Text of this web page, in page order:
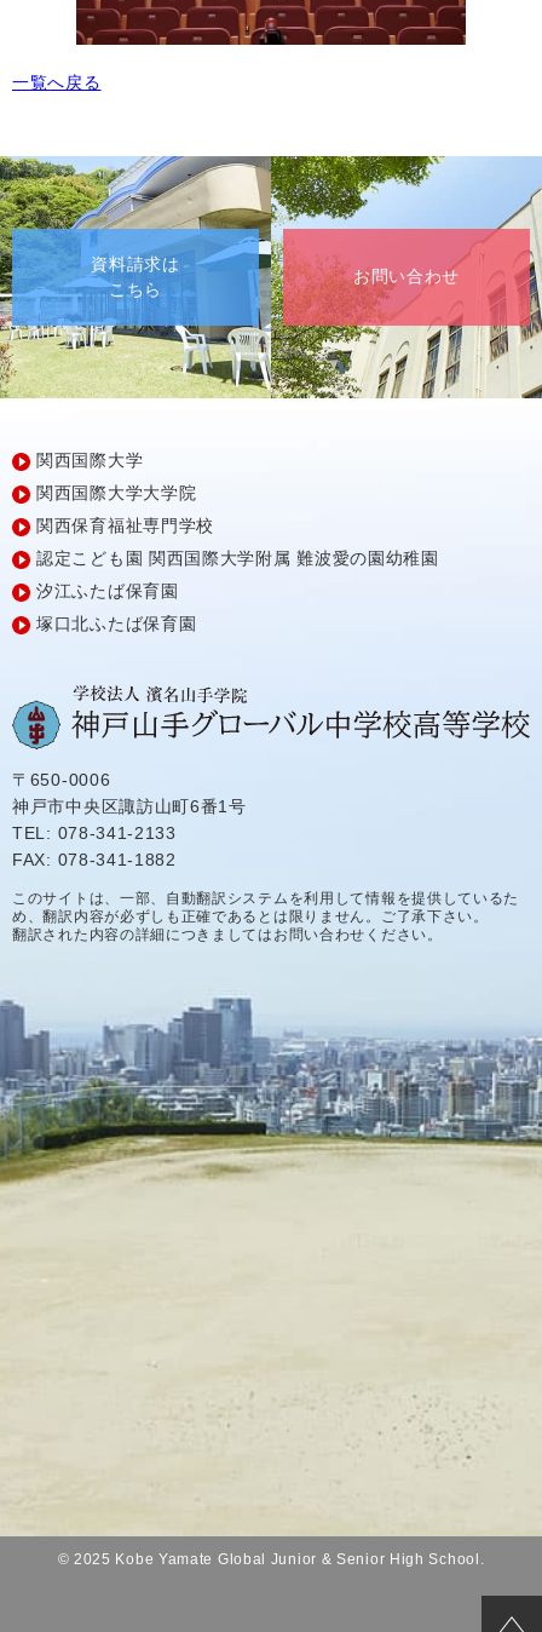
一覧へ戻る
資料請求は
こちら
お問い合わせ
関西国際大学
関西国際大学大学院
関西保育福祉専門学校
認定こども園 関西国際大学附属 難波愛の園幼稚園
汐江ふたば保育園
塚口北ふたば保育園
〒650-0006
神戸市中央区諏訪山町6番1号
TEL: 078-341-2133
FAX: 078-341-1882
このサイトは、一部、自動翻訳システムを利用して情報を提供しているた
め、翻訳内容が必ずしも正確であるとは限りません。ご了承下さい。
翻訳された内容の詳細につきましてはお問い合わせください。
© 2025 Kobe Yamate Global Junior & Senior High School.